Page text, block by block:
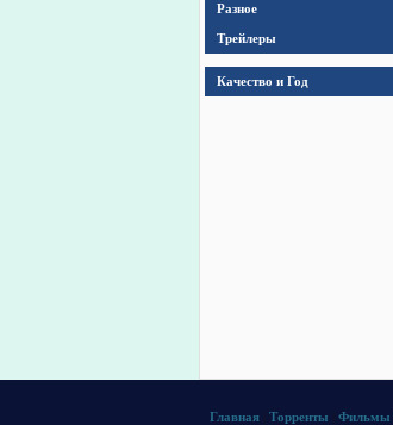
Разное
Трейлеры
Качество и Год
Главная| Торренты Фильмы